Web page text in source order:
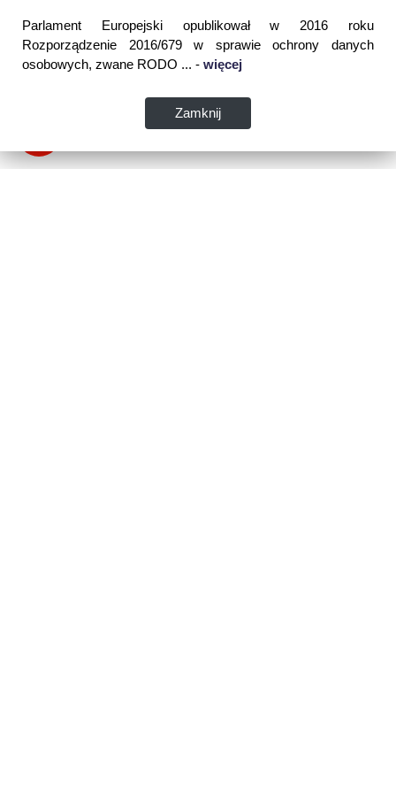
Parlament Europejski opublikował w 2016 roku
Rozporządzenie 2016/679 w sprawie ochrony danych
osobowych, zwane RODO ... - więcej
Zamknij